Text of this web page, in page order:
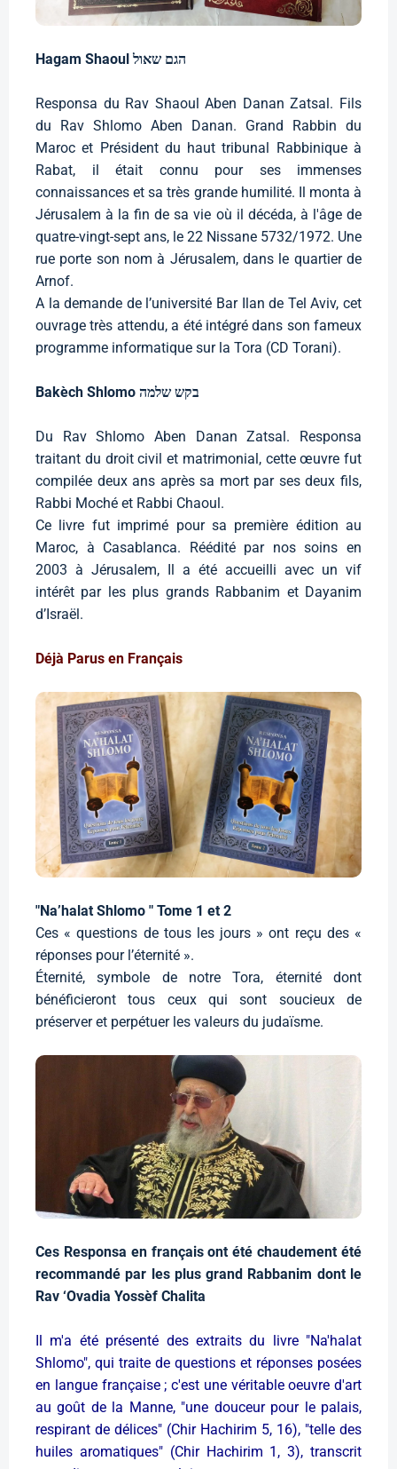
Hagam Shaoul הגם שאול
Responsa du Rav Shaoul Aben Danan Zatsal. Fils
du Rav Shlomo Aben Danan. Grand Rabbin du
Maroc et Président du haut tribunal Rabbinique à
Rabat, il était connu pour ses immenses
connaissances et sa très grande humilité. Il monta à
Jérusalem à la fin de sa vie où il décéda, à l'âge de
quatre-vingt-sept ans, le 22 Nissane 5732/1972. Une
rue porte son nom à Jérusalem, dans le quartier de
Arnof.
A la demande de l’université Bar Ilan de Tel Aviv, cet
ouvrage très attendu, a été intégré dans son fameux
programme informatique sur la Tora (CD Torani).
Bakèch Shlomo בקש שלמה
Du Rav Shlomo Aben Danan Zatsal. Responsa
traitant du droit civil et matrimonial, cette œuvre fut
compilée deux ans après sa mort par ses deux fils,
Rabbi Moché et Rabbi Chaoul.
Ce livre fut imprimé pour sa première édition au
Maroc, à Casablanca. Réédité par nos soins en
2003 à Jérusalem, Il a été accueilli avec un vif
intérêt par les plus grands Rabbanim et Dayanim
d’Israël.
Déjà Parus en Français
"Na’halat Shlomo " Tome 1 et 2
Ces « questions de tous les jours » ont reçu des «
réponses pour l’éternité ».
Éternité, symbole de notre Tora, éternité dont
bénéficieront tous ceux qui sont soucieux de
préserver et perpétuer les valeurs du judaïsme.
Ces Responsa en français ont été chaudement été
recommandé par les plus grand Rabbanim dont le
Rav ‘Ovadia Yossèf Chalita
Il m'a été présenté des extraits du livre "Na'halat
Shlomo", qui traite de questions et réponses posées
en langue française ; c'est une véritable oeuvre d'art
au goût de la Manne, "une douceur pour le palais,
respirant de délices" (Chir Hachirim 5, 16), "telle des
huiles aromatiques" (Chir Hachirim 1, 3), transcrit